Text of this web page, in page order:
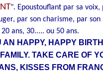
". Epoustouflant par sa
par son charisme, par
ans, 30..... ou 50 ans.
AN HAPPY, HAPPY
TAKE CARE OF
KISSES FROM